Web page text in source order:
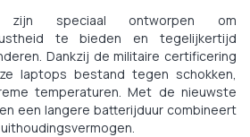
zijn speciaal ontworpen om
te bieden en tegelijkertijd
Dankzij de militaire certificering
laptops bestand tegen schokken,
temperaturen. Met de nieuwste
een langere batterijduur combineert